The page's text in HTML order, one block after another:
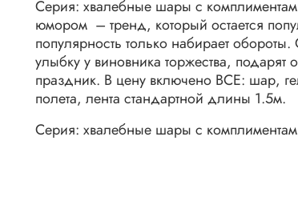
Серия: хвалебные шары с
юмором – тренд, который остается
популярность только набирает
улыбку у виновника торжества, подарят
праздник. В цену включено ВСЕ: шар,
полета, лента стандартной длины 1.5м.
Серия: хвалебные шары с